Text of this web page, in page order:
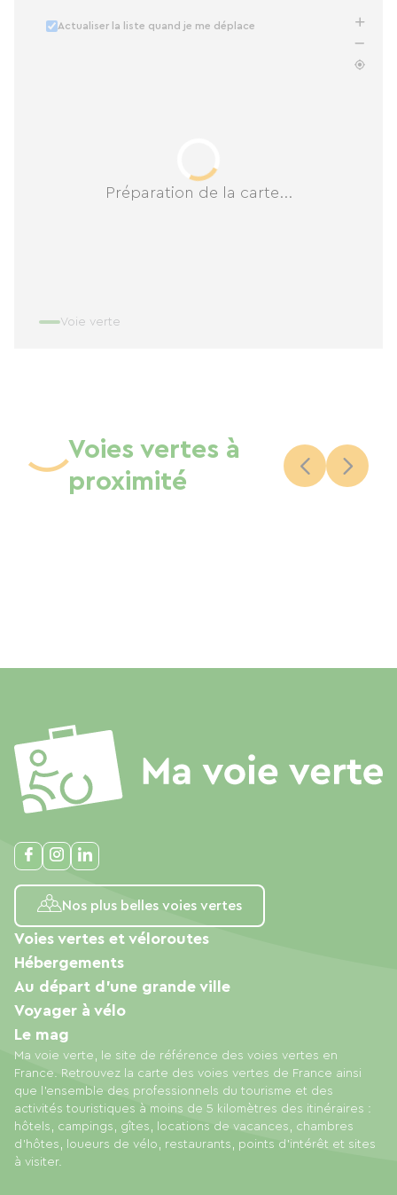
Préparation de la carte...
Actualiser la liste quand je me déplace
Voie verte
Voies vertes à
proximité
Nos plus belles voies vertes
Ma voie verte, le site de référence des voies vertes en
France. Retrouvez la carte des voies vertes de France ainsi
que l'ensemble des professionnels du tourisme et des
activités touristiques à moins de 5 kilomètres des itinéraires :
hôtels, campings, gîtes, locations de vacances, chambres
d'hôtes, loueurs de vélo, restaurants, points d'intérêt et sites
à visiter.
Voies vertes et véloroutes
Hébergements
Au départ d'une grande ville
Voyager à vélo
Le mag